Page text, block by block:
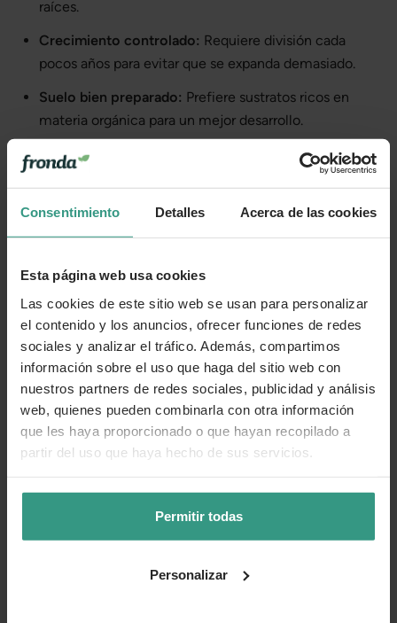
Consentimiento Detalles Acerca de las cookies
Esta página web usa cookies
Las cookies de este sitio web se usan para personalizar
el contenido y los anuncios, ofrecer funciones de redes
sociales y analizar el tráfico. Además, compartimos
información sobre el uso que haga del sitio web con
nuestros partners de redes sociales, publicidad y análisis
web, quienes pueden combinarla con otra información
que les haya proporcionado o que hayan recopilado a
partir del uso que haya hecho de sus servicios.
Permitir todas
Personalizar
raíces.
Crecimiento controlado: Requiere división cada
pocos años para evitar que se expanda demasiado.
Suelo bien preparado: Prefiere sustratos ricos en
materia orgánica para un mejor desarrollo.
La
Saxifraga × arendsii
es una planta ornamental
imprescindible para quienes buscan
color, textura y
complejo.
Cada planta es única
floración, en función de la estacionalidad. Por tanto, la
planta que recibas puede variar levemente su apariencia
con respecto a la de la foto.
Cuidados